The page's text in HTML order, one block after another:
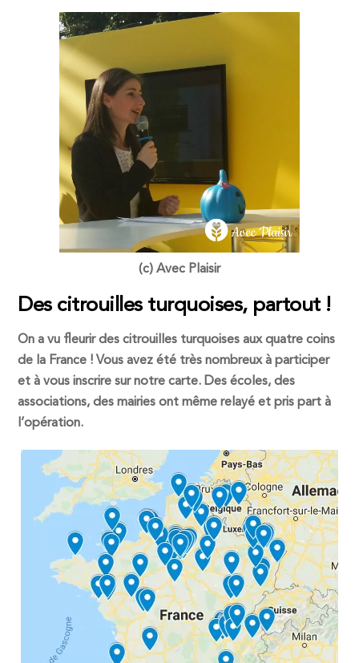
(c) Avec Plaisir
Des citrouilles turquoises, partout !
On a vu fleurir des citrouilles turquoises aux quatre coins
de la France ! Vous avez été très nombreux à participer
et à vous inscrire sur notre carte. Des écoles, des
associations, des mairies ont même relayé et pris part à
l’opération.